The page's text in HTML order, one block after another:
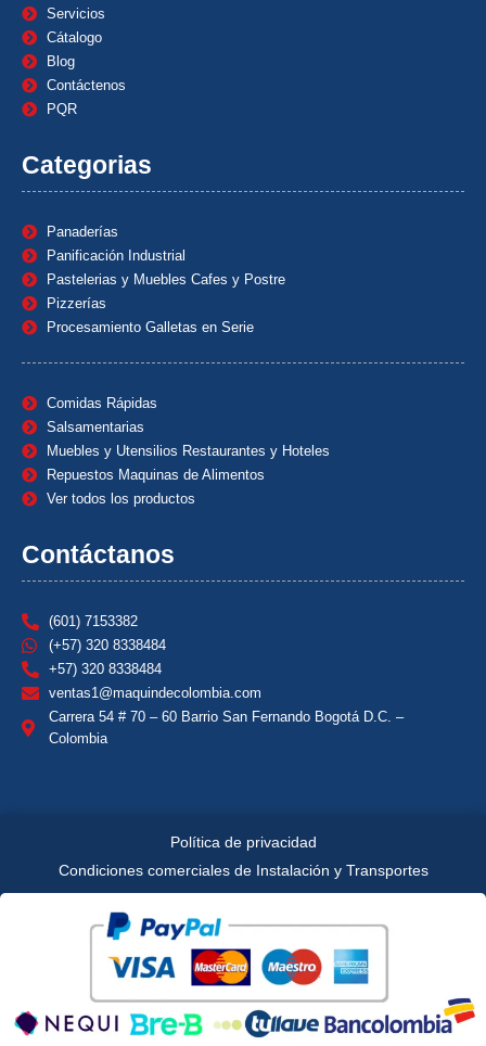
Servicios
Cátalogo
Blog
Contáctenos
PQR
Categorias
Panaderías
Panificación Industrial
Pastelerias y Muebles Cafes y Postre
Pizzerías
Procesamiento Galletas en Serie
Comidas Rápidas
Salsamentarias
Muebles y Utensilios Restaurantes y Hoteles
Repuestos Maquinas de Alimentos
Ver todos los productos
Contáctanos
(601) 7153382
(+57) 320 8338484
+57) 320 8338484
ventas1@maquindecolombia.com
Carrera 54 # 70 – 60 Barrio San Fernando Bogotá D.C. –
Colombia
Política de privacidad
Condiciones comerciales de Instalación y Transportes